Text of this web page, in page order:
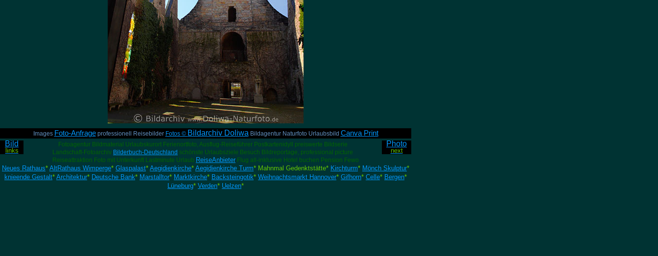
Images Foto-Anfrageprofessionell Reisebilder Fotos © Bildarchiv DoliwaBildagentur Naturfoto Urlaubsbild Canva Print
Photo
next
Bild
links
Fotoagentur Bildmaterial Urlaubskurort Ferienortfoto, Ausflug-Reiseführer Postkartenidyll preiswerte Bildserie
Landschaft-Fotoarchiv Bilderbuch-Deutschland schönste Urlaubsziele Besuch Bildreportage, professional picture
Reiseattraktion Foto mit Unterkunft Lastminute Urlaub ReiseAnbieter Flug all-inklusive Hotel buchen Pension Fewo
Neues Rathaus* AltRathaus Wimperge* Glaspalast* Aegidienkirche* Aegidienkirche Turm* Mahnmal Gedenktstätte* Kirchturm* Mönch Skulptur*
knieende Gestalt* Architektur* Deutsche Bank* Marstalltor* Marktkirche* Backsteingotik* Weihnachtsmarkt Hannover* Gifhorn* Celle* Bergen*
Lüneburg* Verden* Uelzen*